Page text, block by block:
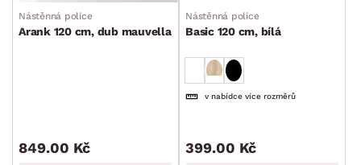
Nástěnná police
Arank 120 cm, dub mauvella
849.00 Kč
Nástěnná police
Basic 120 cm, bílá
v nabídce více rozměrů
399.00 Kč